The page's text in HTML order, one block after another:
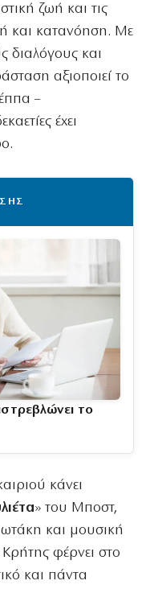
ζωή και τις
και κατανόηση. Με
διαλόγους και
αξιοποιεί το
–
έχει
το
κάνει
» του Μποστ,
και μουσική
φέρνει στο
και πάντα